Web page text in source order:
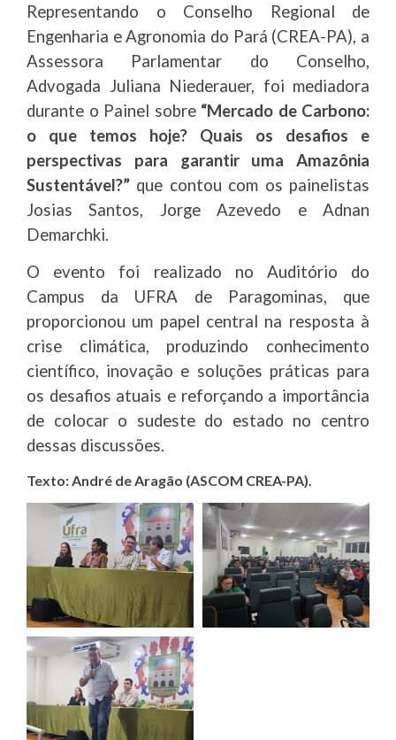
Representando o Conselho Regional de
Engenharia e Agronomia do Pará (CREA-PA), a
Assessora Parlamentar do Conselho,
Advogada Juliana Niederauer, foi mediadora
durante o Painel sobre “Mercado de Carbono:
o que temos hoje? Quais os desafios e
perspectivas para garantir uma Amazônia
Sustentável?” que contou com os painelistas
Josias Santos, Jorge Azevedo e Adnan
Demarchki.
O evento foi realizado no Auditório do
Campus da UFRA de Paragominas, que
proporcionou um papel central na resposta à
crise climática, produzindo conhecimento
científico, inovação e soluções práticas para
os desafios atuais e reforçando a importância
de colocar o sudeste do estado no centro
dessas discussões.
Texto: André de Aragão (ASCOM CREA-PA).